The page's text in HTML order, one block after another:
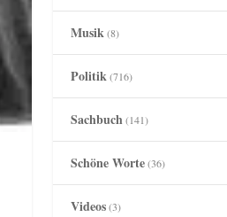
Musik(8)
Politik(716)
Sachbuch(141)
Schöne Worte(36)
Videos(3)